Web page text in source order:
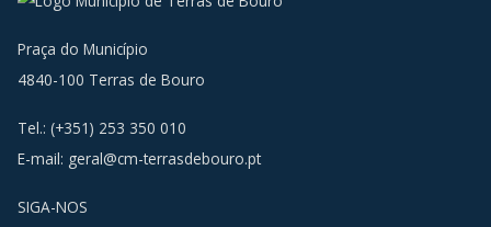
Praça do Município
4840-100 Terras de Bouro
Tel.: (+351) 253 350 010
E-mail: geral@cm-terrasdebouro.pt
SIGA-NOS